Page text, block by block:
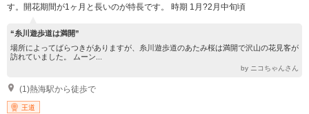
す。開花期間が1ヶ月と長いのが特長です。 時期 1月?2月中旬頃
“糸川遊歩道は満開”
場所によってばらつきがありますが、糸川遊歩道のあたみ桜は満開で沢山の花見客が
訪れていました。 ムーン...
by ニコちゃんさん
(1)熱海駅から徒歩で
王道